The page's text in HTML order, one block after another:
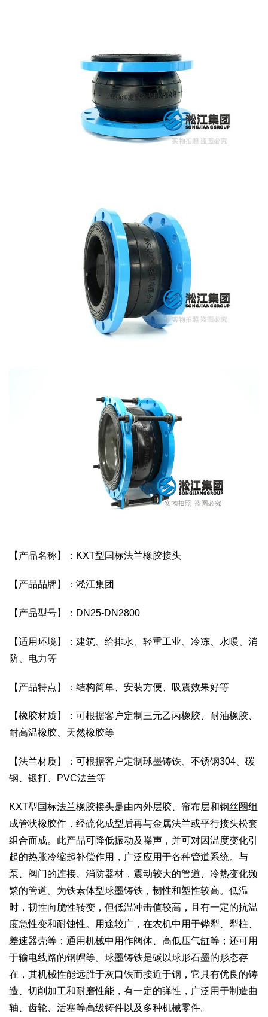
【产品名称】：KXT型国标法兰橡胶接头
【产品品牌】：淞江集团
【产品型号】：DN25-DN2800
【适用环境】：建筑、给排水、轻重工业、冷冻、水暖、消
防、电力等
【产品特点】：结构简单、安装方便、吸震效果好等
【橡胶材质】：可根据客户定制三元乙丙橡胶、耐油橡胶、
耐高温橡胶、天然橡胶等
【法兰材质】：可根据客户定制球墨铸铁、不锈钢304、碳
钢、锻打、PVC法兰等
KXT型国标法兰橡胶接头是由内外层胶、帘布层和钢丝圈组
成管状橡胶件，经硫化成型后再与金属法兰或平行接头松套
组合而成。此产品可降低振动及噪声，并可对因温度变化引
起的热胀冷缩起补偿作用，广泛应用于各种管道系统。与
泵、阀门的连接、消防器材，震动较大的管道、冷热变化频
繁的管道。为铁素体型球墨铸铁，韧性和塑性较高。低温
时，韧性向脆性转变，但低温冲击值较高，且有一定的抗温
度急性变和耐蚀性。用途较广，在农机中用于铧犁、犁柱、
差速器壳等；通用机械中用作阀体、高低压气缸等；还可用
于输电线路的钢帽等。球墨铸铁是碳以球形石墨的形态存
在，其机械性能远胜于灰口铁而接近于钢，它具有优良的铸
造、切削加工和耐磨性能，有一定的弹性，广泛用于制造曲
轴、齿轮、活塞等高级铸件以及多种机械零件。